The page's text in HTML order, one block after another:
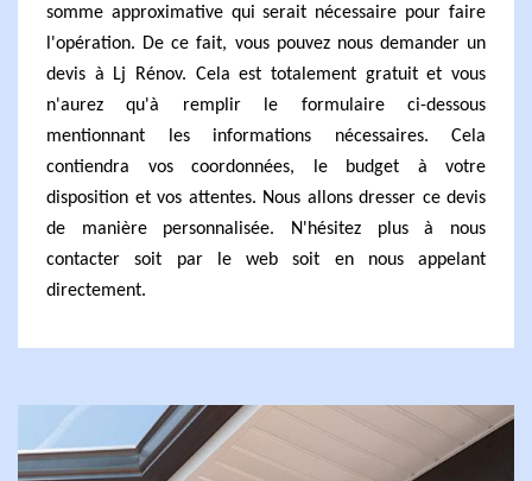
somme approximative qui serait nécessaire pour faire
l'opération. De ce fait, vous pouvez nous demander un
devis à Lj Rénov. Cela est totalement gratuit et vous
n'aurez qu'à remplir le formulaire ci-dessous
mentionnant les informations nécessaires. Cela
contiendra vos coordonnées, le budget à votre
disposition et vos attentes. Nous allons dresser ce devis
de manière personnalisée. N'hésitez plus à nous
contacter soit par le web soit en nous appelant
directement.